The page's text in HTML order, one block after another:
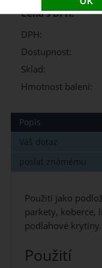
Cena s DPH:
DPH:
Dostupnost:
Sklad:
Hmotnost balení:
Popis
Váš dotaz
poslat známému
Použití jako
parkety, koberce,
podlahové
Použití